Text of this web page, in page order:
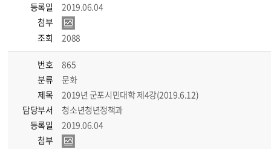
등록일
2019.06.04
첨부
조회
2088
번호
865
분류
문화
제목
2019년 군포시민대학 제4강(2019.6.12)
담당부서
청소년청년정책과
등록일
2019.06.04
첨부